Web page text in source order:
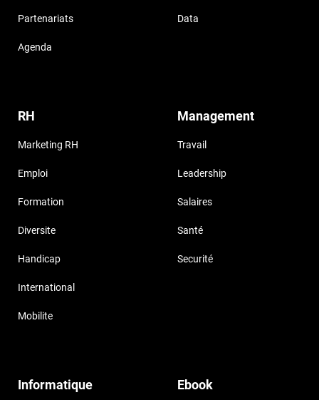
Partenariats
Agenda
Data
RH
Marketing RH
Emploi
Formation
Diversite
Handicap
International
Mobilite
Management
Travail
Leadership
Salaires
Santé
Securité
Informatique Ebook